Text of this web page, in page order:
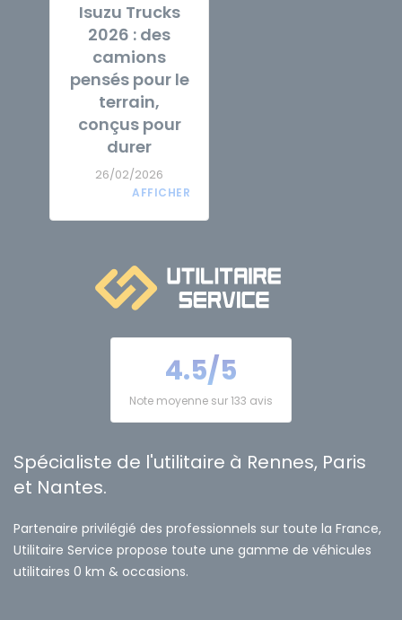
Isuzu Trucks
2026 : des
camions
pensés pour le
terrain,
conçus pour
durer
26/02/2026
4.5/5
Note moyenne sur 133 avis
Spécialiste de l'utilitaire à Rennes, Paris
et Nantes.
Partenaire privilégié des professionnels sur toute la France,
Utilitaire Service propose toute une gamme de véhicules
utilitaires 0 km & occasions.